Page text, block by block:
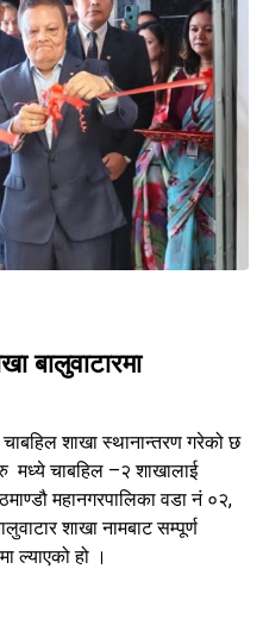
बालुवाटारमा
शाखा स्थानान्तरण गरेको छ
चाबहिल –२ शाखालाई
महानगरपालिका वडा नं ०२,
शाखा नामबाट सम्पूर्ण
ल्याएको हो ।